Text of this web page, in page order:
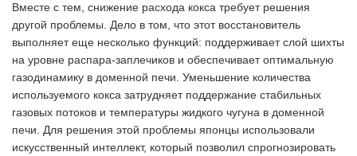
Вместе с тем, снижение расхода кокса требует решения
другой проблемы. Дело в том, что этот восстановитель
выполняет еще несколько функций: поддерживает слой шихты
на уровне распара-заплечиков и обеспечивает оптимальную
газодинамику в доменной печи. Уменьшение количества
используемого кокса затрудняет поддержание стабильных
газовых потоков и температуры жидкого чугуна в доменной
печи. Для решения этой проблемы японцы использовали
искусственный интеллект, который позволил спрогнозировать